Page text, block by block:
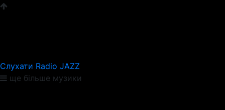
Слухати Radio JAZZ
ще більше музики